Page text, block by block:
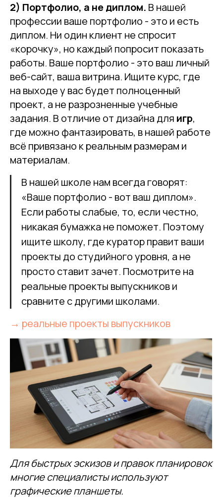
2) Портфолио, а не диплом. В нашей
профессии ваше портфолио - это и есть
диплом. Ни один клиент не спросит
«корочку», но каждый попросит показать
работы. Ваше портфолио - это ваш личный
веб-сайт, ваша витрина. Ищите курс, где
на выходе у вас будет полноценный
проект, а не разрозненные учебные
задания. В отличие от дизайна для игр,
где можно фантазировать, в нашей работе
всё привязано к реальным размерам и
материалам.
В нашей школе нам всегда говорят:
«Ваше портфолио - вот ваш диплом».
Если работы слабые, то, если честно,
никакая бумажка не поможет. Поэтому
ищите школу, где куратор правит ваши
проекты до студийного уровня, а не
просто ставит зачет. Посмотрите на
реальные проекты выпускников и
сравните с другими школами.
→ реальные проекты выпускников
Для быстрых эскизов и правок планировок
многие специалисты используют
графические планшеты.